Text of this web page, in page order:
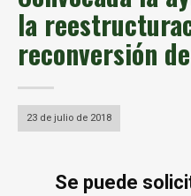
la
reconversión
23 de julio de 2018
Se puede